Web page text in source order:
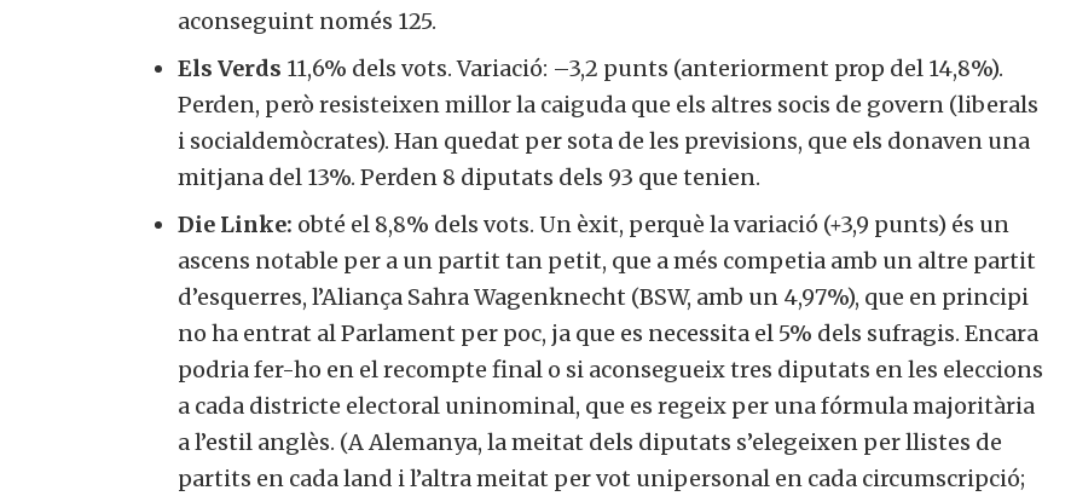
aconseguint només 125.
Els Verds 11,6% dels vots. Variació: –3,2 punts (anteriorment prop del 14,8%).
Perden, però resisteixen millor la caiguda que els altres socis de govern (liberals
i socialdemòcrates). Han quedat per sota de les previsions, que els donaven una
mitjana del 13%. Perden 8 diputats dels 93 que tenien.
Die Linke: obté el 8,8% dels vots. Un èxit, perquè la variació (+3,9 punts) és un
ascens notable per a un partit tan petit, que a més competia amb un altre partit
d’esquerres, l’Aliança Sahra Wagenknecht (BSW, amb un 4,97%), que en principi
no ha entrat al Parlament per poc, ja que es necessita el 5% dels sufragis. Encara
podria fer-ho en el recompte final o si aconsegueix tres diputats en les eleccions
a cada districte electoral uninominal, que es regeix per una fórmula majoritària
a l’estil anglès. (A Alemanya, la meitat dels diputats s’elegeixen per llistes de
partits en cada land i l’altra meitat per vot unipersonal en cada circumscripció;